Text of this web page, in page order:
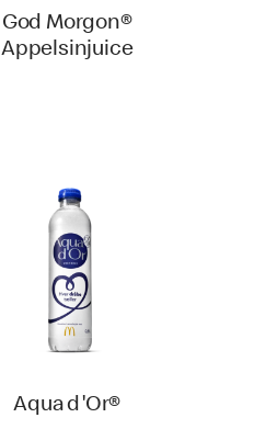
God Morgon®
Appelsinjuice
Aqua d'Or®